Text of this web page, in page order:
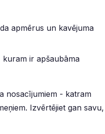
apmērus un kavējuma
kuram ir apšaubāma
nosacījumiem - katram
Izvērtējiet gan savu,